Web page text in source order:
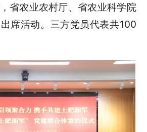
省农业农村厅、省农业科学院
出席活动。三方党员代表共100